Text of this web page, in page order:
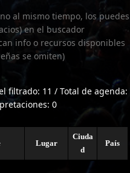
al mismo tiempo, los puedes
en el buscador
info o recursos disponibles
se omiten)
filtrado: 11 / Total de agenda:
0
Lugar
Ciuda
d
País